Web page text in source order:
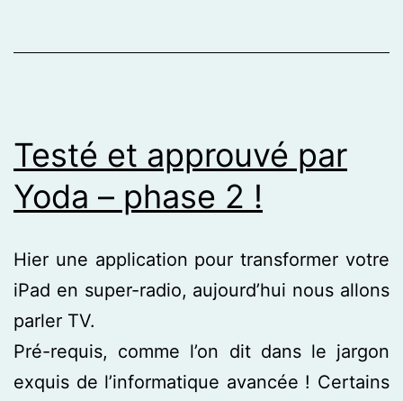
Testé et approuvé par
Yoda – phase 2 !
Hier une application pour transformer votre
iPad en super-radio, aujourd’hui nous allons
parler TV.
Pré-requis, comme l’on dit dans le jargon
exquis de l’informatique avancée ! Certains